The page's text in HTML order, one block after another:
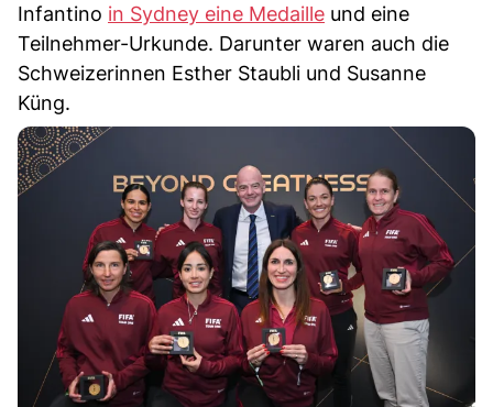
Infantino in Sydney eine Medaille und eine
Teilnehmer-Urkunde. Darunter waren auch die
Schweizerinnen Esther Staubli und Susanne
Küng.